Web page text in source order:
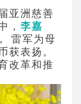
亚洲慈善
， 李嘉
， 雷军为母
获表扬。
改革和推